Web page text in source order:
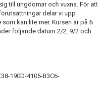
till ungdomar och vuxna. För att
delar vi upp
kan lite mer. Kursen är på 6
följande datum 2/2, 9/2 och
190D-4105-B3C6-